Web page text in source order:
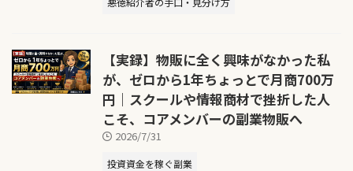
【実録】物販に全く興味がなかった私
が、ゼロから1年ちょっとで月商700万
円｜スクールや情報商材で挫折した人
こそ、コアメンバーの副業物販へ
2026/7/31
投資資金を稼ぐ副業